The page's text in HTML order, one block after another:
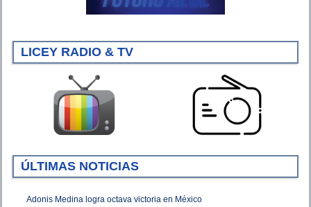
LICEY RADIO & TV
ÚLTIMAS NOTICIAS
Adonis Medina logra octava victoria en México